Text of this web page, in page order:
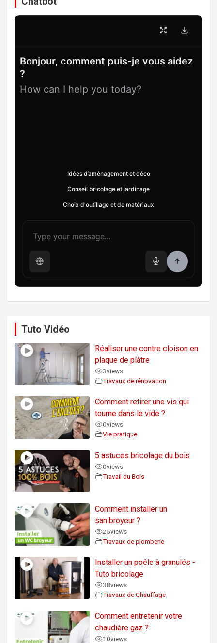
Bonjour, comment puis-je vous aidez
?
How can I help you today?
Idées d’aménagement et déco
Conseil bricolage et jardinage
Choix d'outillage et de matériaux
Tuto Vidéo
Réaliser une contre cloison en
plaque de plâtre
3views
Travaux de rénovation
Comment retirer une vis qui
tourne dans le vide ?
0views
Vie pratique
5 astuces bricolage du bois
0views
Travail du Bois
Comment installer un
sanibroyeur ?
25views
Travaux de plomberie
Installer un poêle à granulés -
Tuto bricolage
38views
Travaux de Chauffage
Comment entretenir votre
chaudière gaz ?
10views